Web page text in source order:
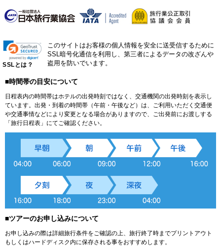
SSLとは？
このサイトはお客様の個人情報を安全に送受信するために
SSL暗号化通信を利用し、第三者によるデータの改ざんや
盗用を防いでいます。
■時間帯の目安について
日程表内の時間帯はホテルの出発時刻ではなく、交通機関の出発時刻を表示し
ています。出発・到着の時間帯（午前・午後など）は、ご利用いただく交通便
や交通事情などにより変更となる場合がありますので、ご出発前にお渡しする
「旅行日程表」にてご確認ください。
■ツアーのお申し込みについて
お申し込みの際は詳細旅行条件をご確認の上、旅行終了時までプリントアウト
もしくはハードディスク内に保存される事をおすすめします。